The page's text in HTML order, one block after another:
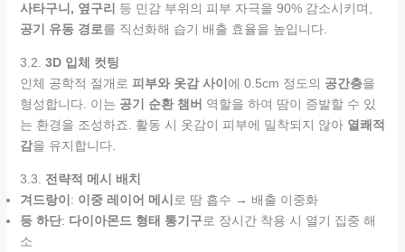
사타구니, 옆구리 등 민감 부위의 피부 자극을 90% 감소시키며,
공기 유동 경로를 직선화해 습기 배출 효율을 높입니다.
3.2. 3D 입체 컷팅
인체 공학적 절개로 피부와 옷감 사이 에 0.5cm 정도의 공간층을
형성합니다. 이는 공기 순환 챔버 역할을 하여 땀이 증발할 수 있
는 환경을 조성하죠. 활동 시 옷감이 피부에 밀착되지 않아 열쾌적
감을 유지합니다.
3.3. 전략적 메시 배치
겨드랑이 : 이중 레이어 메시 로 땀 흡수 → 배출 이중화
등 하단: 다이아몬드 형태 통기구로 장시간 착용 시 열기 집중 해
소